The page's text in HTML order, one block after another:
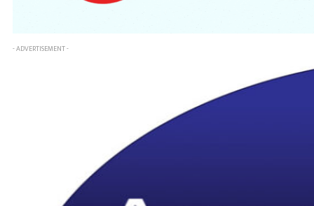
- ADVERTISEMENT -